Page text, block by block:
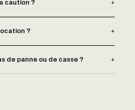
caution ? +
? +
de panne ou de casse ? +